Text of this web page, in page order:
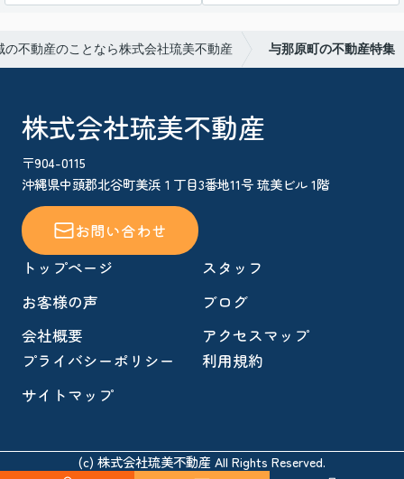
不動産のことなら株式会社琉美不動産 与那原町の不動産特集
株式会社琉美不動産
〒904-0115
沖縄県中頭郡北谷町美浜１丁目3番地11号 琉美ビル 1階
お問い合わせ
トップページ
スタッフ
お客様の声
ブログ
会社概要
アクセスマップ
プライバシーポリシー
利用規約
サイトマップ
(c) 株式会社琉美不動産 All Rights Reserved.